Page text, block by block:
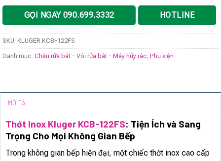
GỌI NGAY 090.699.3332 HOTLINE
SKU: KLUGER.KCB-122FS
Danh mục: Chậu rửa bát - Vòi rửa bát - Máy hủy rác Phụ kiện
MÔ TẢ
Thớt Inox Kluger KCB-122FS: Tiện Ích và Sang
Trọng Cho Mọi Không Gian Bếp
Trong không gian bếp hiện đại, một chiếc thớt inox cao cấp